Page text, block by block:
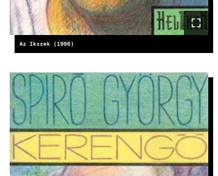
Az Ikszek (1996)
IMAGE